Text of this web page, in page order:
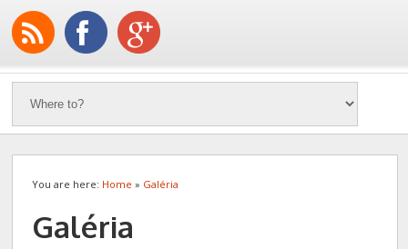
You are here: Home » Galéria
Galéria